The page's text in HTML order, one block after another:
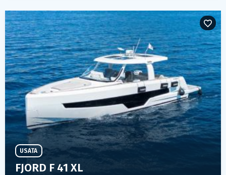
FJORD F 41 XL
USATA